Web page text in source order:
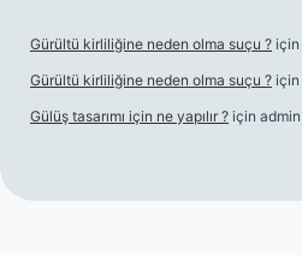
Gürültü kirliliğine neden olma suçu ? için
Gürültü kirliliğine neden olma suçu ? için
Gülüş tasarımı için ne yapılır ? için admin